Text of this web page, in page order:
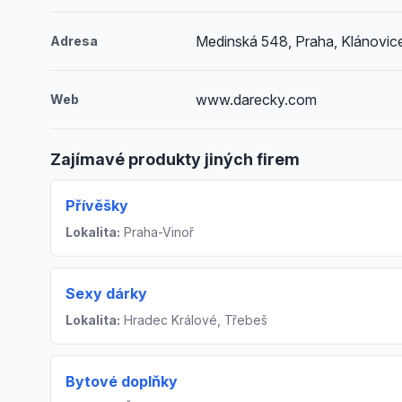
Adresa Medinská 548, Praha,
Web www.darecky.com
Zajímavé produkty jiných firem
Přívěšky
Lokalita: Praha-Vinoř
Sexy dárky
Lokalita: Hradec Králové, Třebeš
Bytové doplňky